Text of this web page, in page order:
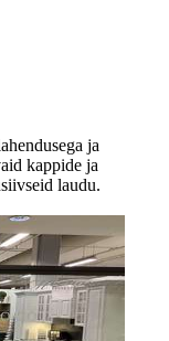
ja
kappide ja
laudu.